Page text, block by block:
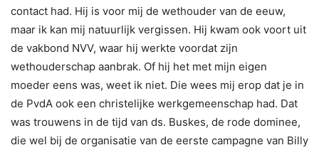
contact had. Hij is voor mij de wethouder van de eeuw,
maar ik kan mij natuurlijk vergissen. Hij kwam ook voort uit
de vakbond NVV, waar hij werkte voordat zijn
wethouderschap aanbrak. Of hij het met mijn eigen
moeder eens was, weet ik niet. Die wees mij erop dat je in
de PvdA ook een christelijke werkgemeenschap had. Dat
was trouwens in de tijd van ds. Buskes, de rode dominee,
die wel bij de organisatie van de eerste campagne van Billy